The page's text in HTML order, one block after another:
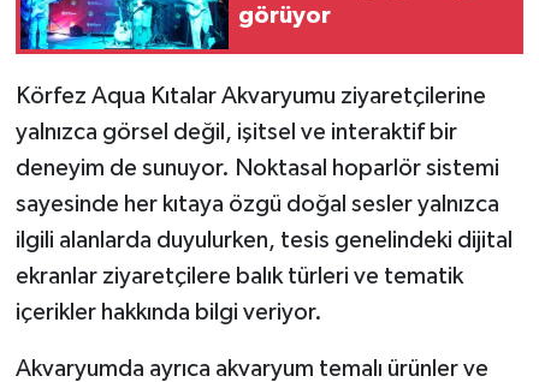
görüyor
Körfez Aqua Kıtalar Akvaryumu ziyaretçilerine
yalnızca görsel değil, işitsel ve interaktif bir
deneyim de sunuyor. Noktasal hoparlör sistemi
sayesinde her kıtaya özgü doğal sesler yalnızca
ilgili alanlarda duyulurken, tesis genelindeki dijital
ekranlar ziyaretçilere balık türleri ve tematik
içerikler hakkında bilgi veriyor.
Akvaryumda ayrıca akvaryum temalı ürünler ve